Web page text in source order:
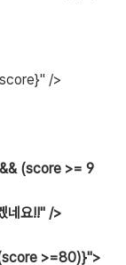
/>
(score >= 9
요!!" />
>=80)}">